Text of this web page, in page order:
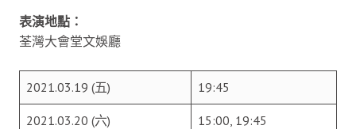
表演地點：
荃灣大會堂文娛廳
2021.03.19 (五) 19:45
2021.03.20 (六) 15:00, 19:45